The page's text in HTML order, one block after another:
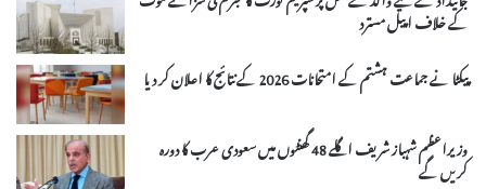
کے خلاف اپیل مسترد
پیکٹا نے جماعت ہشتم کے امتحانات 2026 کے نتائج کا اعلان کر دیا
وزیراعظم شہباز شریف اگلے 48 گھنٹوں میں سعودی عرب کا دورہ
کریں گے